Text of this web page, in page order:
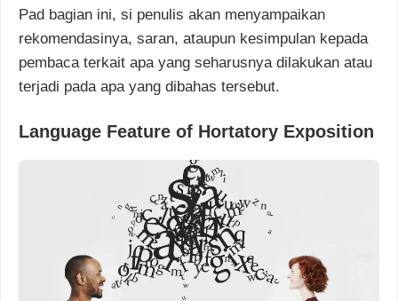
Pad bagian ini, si penulis akan menyampaikan
rekomendasinya, saran, ataupun kesimpulan kepada
pembaca terkait apa yang seharusnya dilakukan atau
terjadi pada apa yang dibahas tersebut.
Language Feature of Hortatory Exposition